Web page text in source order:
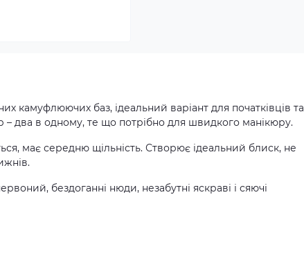
камуфлюючих баз, ідеальний варіант для початківців та
– два в одному, те що потрібно для швидкого манікюру.
має середню щільність. Створює ідеальний блиск, не
бездоганні нюди, незабутні яскраві і сяючі